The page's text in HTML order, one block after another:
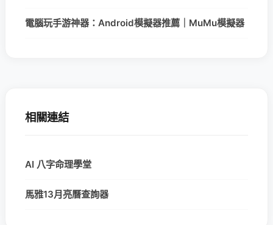
電腦玩手游神器：Android模擬器推薦｜MuMu模擬器
相關連結
AI 八字命理學堂
馬雅13月亮曆查詢器